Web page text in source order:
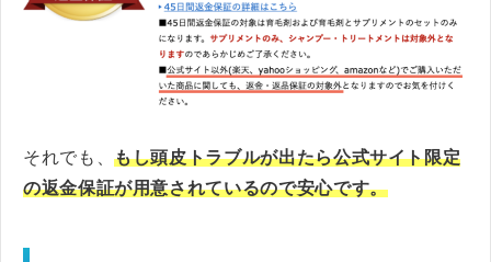
それでも、もし頭皮トラブルが出たら公式サイト限定
の返金保証が用意されているので安心です。